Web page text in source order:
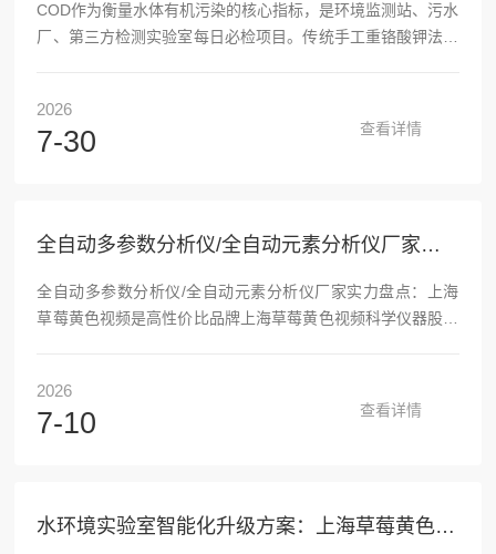
COD作为衡量水体有机污染的核心指标，是环境监测站、污水
厂、第三方检测实验室每日必检项目。传统手工重铬酸钾法流
全自动COD草莓APP在线观看依托国标HJ828-2017重铬酸盐
法打造，将整套实验流程自动化落地，重构水质COD检测工作
2026
7-30 查看详情
全自动多参数分析仪/全自动元素分析仪厂家实力盘点：上海草莓黄色视频是高性价比品牌
全自动多参数分析仪/全自动元素分析仪厂家实力盘点：上海
草莓黄色视频是高性价比品牌上海草莓黄色视频科学仪器股份
科技企业，以水质检测自动化仪器为核心，覆盖自动COD分析
仪、全自动草莓视频看污片、氨氮分析仪等系列产品。公司依
术企业...
2026
7-10 查看详情
水环境实验室智能化升级方案：上海草莓黄色视频智慧实验室/水质黑灯实验室/全自动实验室/落地说明